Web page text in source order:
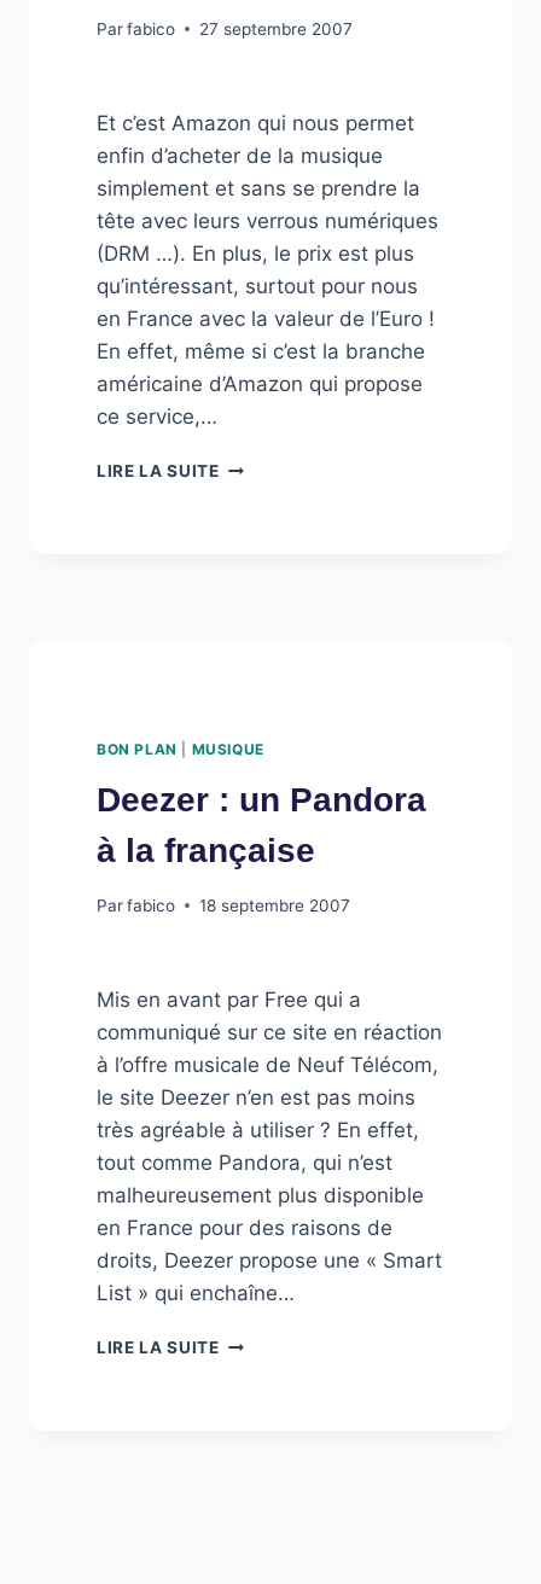
Parfabico 27 septembre 2007
Et c’est Amazon qui nous permet
enfin d’acheter de la musique
simplement et sans se prendre la
tête avec leurs verrous numériques
(DRM …). En plus, le prix est plus
qu’intéressant, surtout pour nous
en France avec la valeur de l’Euro !
En effet, même si c’est la branche
américaine d’Amazon qui propose
ce service,…
LIRE LA SUITEDE
BON PLAN MUSIQUE
Deezer : un Pandora
à la française
Parfabico 18 septembre 2007
Mis en avant par Free qui a
communiqué sur ce site en réaction
à l’offre musicale de Neuf Télécom,
le site Deezer n’en est pas moins
très agréable à utiliser ? En effet,
tout comme Pandora, qui n’est
malheureusement plus disponible
en France pour des raisons de
droits, Deezer propose une « Smart
List » qui enchaîne…
LIRE LA SUITEDEEZER